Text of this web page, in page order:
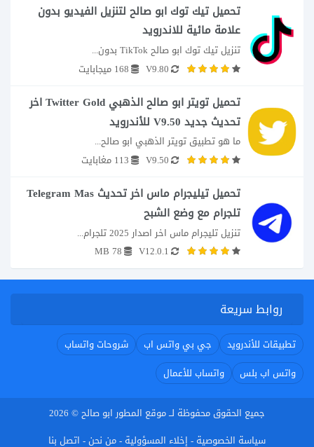
تحميل تيك توك ابو صالح لتنزيل الفيديو بدون
علامة مائية للاندرويد
تنزيل تيك توك ابو صالح TikTok بدون...
V9.80
168 ميجابايت
تحميل تويتر ابو صالح الذهبي Twitter Gold اخر
تحديث جديد V9.50 للأندرويد
ما هو تطبيق تويتر الذهبي ابو صالح...
V9.50
113 مغابايت
تحميل تيليجرام ماس اخر تحديث Telegram Mas
تلجرام مع وضع الشبح
تنزيل تليجرام ماس اخر اصدار 2025 تلجرام...
V12.0.1
78 MB
روابط سريعة
تطبيقات للأندرويد جي بي واتس اب
شروحات واتساب
واتس اب بلس
واتساب للأعمال
جميع الحقوق محفوظة لــ موقع المطور ابو صالح © 2026
سياسة الخصوصية - إخلاء المسؤولية -من نحن- اتصل بنا